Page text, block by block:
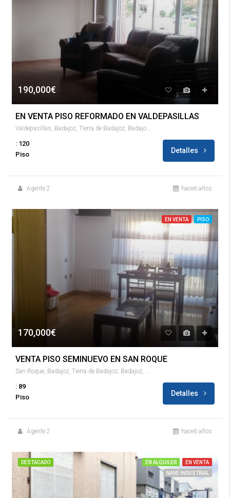
190,000€
EN VENTA PISO REFORMADO EN VALDEPASILLAS
: 120
Piso
Detalles
Agente 2 hace6 años
EN VENTA PISO
170,000€
VENTA PISO SEMINUEVO EN SAN ROQUE
San Roque, Badajoz, Tierra de Badajoz, Badajoz, Extremadura, 06008, España
: 89
Piso
Detalles
Agente 2 hace6 años
DESTACADO EN ALQUILER
EN VENTA
NAVE INDUSTRIAL